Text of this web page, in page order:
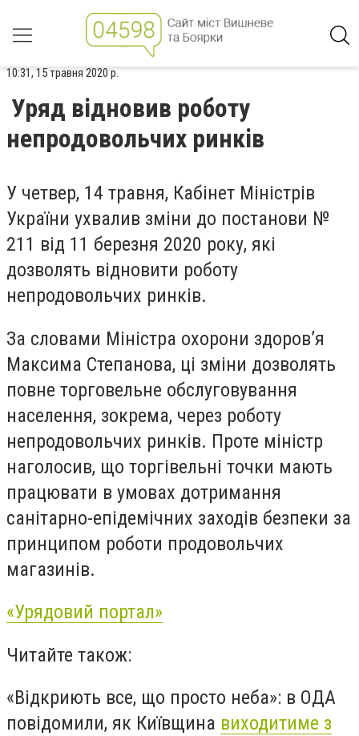
10:31, 15 травня 2020 р.
Уряд відновив роботу
непродовольчих ринків
У четвер, 14 травня, Кабінет Міністрів
України ухвалив зміни до постанови №
211 від 11 березня 2020 року, які
дозволять відновити роботу
непродовольчих ринків.
За словами Міністра охорони здоров’я
Максима Степанова, ці зміни дозволять
повне торговельне обслуговування
населення, зокрема, через роботу
непродовольчих ринків. Проте міністр
наголосив, що торгівельні точки мають
працювати в умовах дотримання
санітарно-епідемічних заходів безпеки за
принципом роботи продовольчих
магазинів.
«Урядовий портал»
Читайте також:
«Відкриють все, що просто неба»: в ОДА
повідомили, як Київщина виходитиме з